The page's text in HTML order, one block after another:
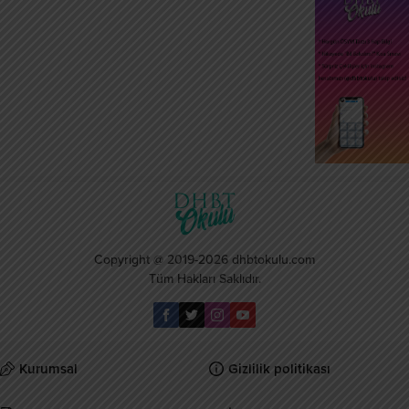
Copyright @ 2019-2026 dhbtokulu.com
Tüm Hakları Saklıdır.
Kurumsal Gizlilik politikası